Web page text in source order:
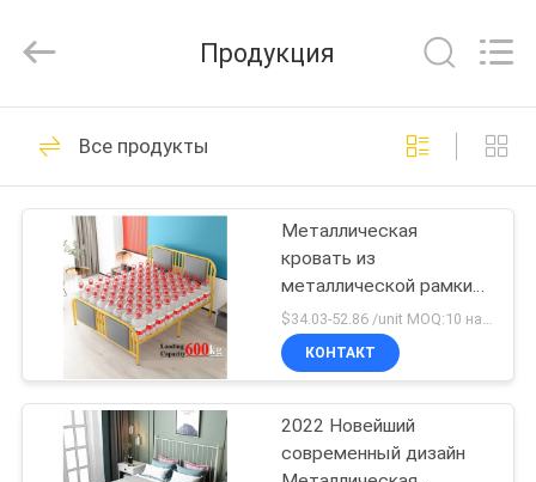
ДОМ
ПРОДУКТЫ
НАС
ПУТЕШЕСТВИЕ
ФАБРИКИ
Rights
by
Металлический
шкафчик для
хранения
49
lockable ящики для
50
Продукция
Все продукты
Металлическая
кровать из
металлической рамки
Мебель для одной
спальни
$34.03-52.86 /unit MOQ:10 наборов
КОНТАКТ
2022 Новейший
современный дизайн